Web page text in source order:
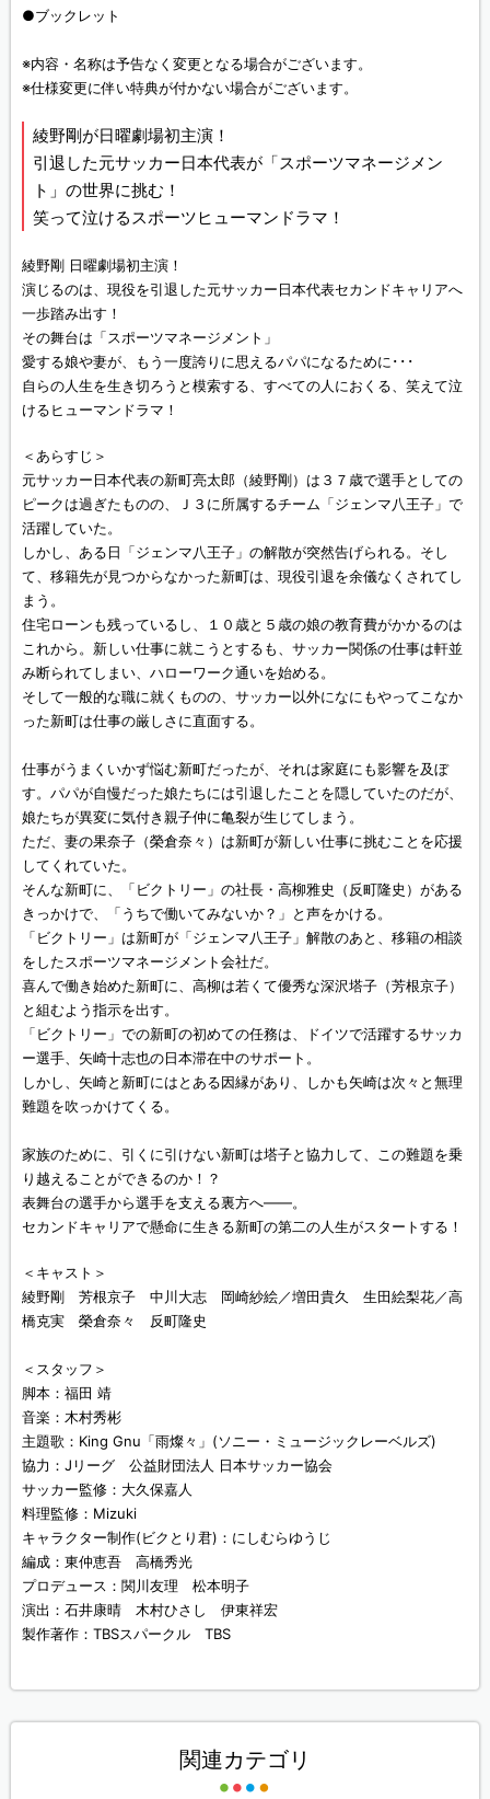
●ブックレット
※内容・名称は予告なく変更となる場合がございます。
※仕様変更に伴い特典が付かない場合がございます。
綾野剛が日曜劇場初主演！
引退した元サッカー日本代表が「スポーツマネージメン
ト」の世界に挑む！
笑って泣けるスポーツヒューマンドラマ！
綾野剛 日曜劇場初主演！
演じるのは、現役を引退した元サッカー日本代表セカンドキャリアへ
一歩踏み出す！
その舞台は「スポーツマネージメント」
愛する娘や妻が、もう一度誇りに思えるパパになるために･･･
自らの人生を生き切ろうと模索する、すべての人におくる、笑えて泣
けるヒューマンドラマ！
＜あらすじ＞
元サッカー日本代表の新町亮太郎（綾野剛）は３７歳で選手としての
ピークは過ぎたものの、Ｊ３に所属するチーム「ジェンマ八王子」で
活躍していた。
しかし、ある日「ジェンマ八王子」の解散が突然告げられる。そし
て、移籍先が見つからなかった新町は、現役引退を余儀なくされてし
まう。
住宅ローンも残っているし、１０歳と５歳の娘の教育費がかかるのは
これから。新しい仕事に就こうとするも、サッカー関係の仕事は軒並
み断られてしまい、ハローワーク通いを始める。
そして一般的な職に就くものの、サッカー以外になにもやってこなか
った新町は仕事の厳しさに直面する。
仕事がうまくいかず悩む新町だったが、それは家庭にも影響を及ぼ
す。パパが自慢だった娘たちには引退したことを隠していたのだが、
娘たちが異変に気付き親子仲に亀裂が生じてしまう。
ただ、妻の果奈子（榮倉奈々）は新町が新しい仕事に挑むことを応援
してくれていた。
そんな新町に、「ビクトリー」の社長・高柳雅史（反町隆史）がある
きっかけで、「うちで働いてみないか？」と声をかける。
「ビクトリー」は新町が「ジェンマ八王子」解散のあと、移籍の相談
をしたスポーツマネージメント会社だ。
喜んで働き始めた新町に、高柳は若くて優秀な深沢塔子（芳根京子）
と組むよう指示を出す。
「ビクトリー」での新町の初めての任務は、ドイツで活躍するサッカ
ー選手、矢崎十志也の日本滞在中のサポート。
しかし、矢崎と新町にはとある因縁があり、しかも矢崎は次々と無理
難題を吹っかけてくる。
家族のために、引くに引けない新町は塔子と協力して、この難題を乗
り越えることができるのか！？
表舞台の選手から選手を支える裏方へ――。
セカンドキャリアで懸命に生きる新町の第二の人生がスタートする！
＜キャスト＞
綾野剛 芳根京子 中川大志 岡崎紗絵／増田貴久 生田絵梨花／高
橋克実 榮倉奈々 反町隆史
＜スタッフ＞
脚本：福田 靖
音楽：木村秀彬
主題歌：King Gnu「雨燦々」(ソニー・ミュージックレーベルズ)
協力：Jリーグ 公益財団法人 日本サッカー協会
サッカー監修：大久保嘉人
料理監修：Mizuki
キャラクター制作(ビクとり君)：にしむらゆうじ
編成：東仲恵吾 高橋秀光
プロデュース：関川友理 松本明子
演出：石井康晴 木村ひさし 伊東祥宏
製作著作：TBSスパークル TBS
関連カテゴリ